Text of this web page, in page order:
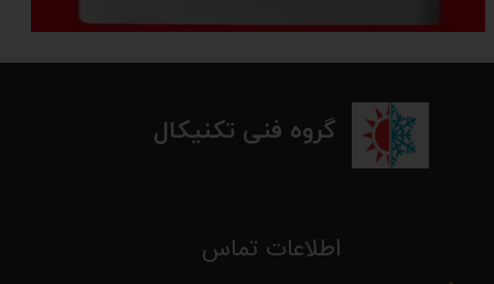
​گروه فنی تکنیکال
اطلاعات تماس